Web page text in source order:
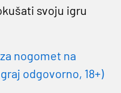
svoju igru
nogomet na
odgovorno, 18+)